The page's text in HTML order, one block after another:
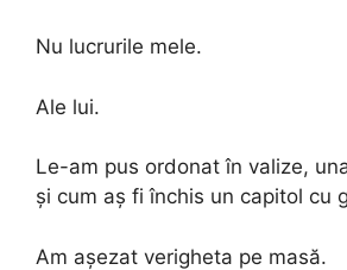
Nu lucrurile mele.
Ale lui.
Le-am pus ordonat în valize,
și cum aș fi închis un capitol cu
Am așezat verigheta pe masă.